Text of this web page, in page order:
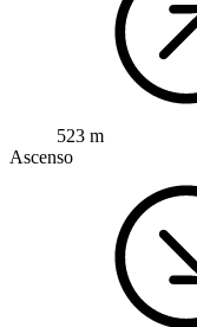
523 m
Ascenso